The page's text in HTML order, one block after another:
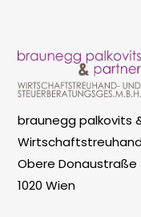
braunegg palkovits
Obere Donaustraße
1020 Wien